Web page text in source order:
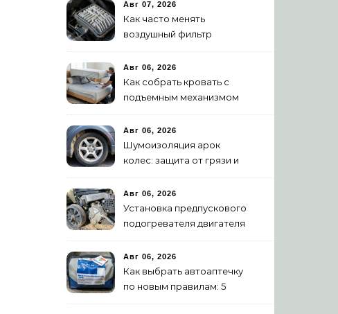
Авг 07, 2026
Как часто менять
воздушный фильтр
признаки износа
Авг 06, 2026
Как собрать кровать с
подъемным механизмом
инструкция
Авг 06, 2026
Шумоизоляция арок
колес: защита от грязи и
Авг 06, 2026
Установка предпускового
подогревателя двигателя
Авг 06, 2026
Как выбрать автоаптечку
по новым правилам: 5